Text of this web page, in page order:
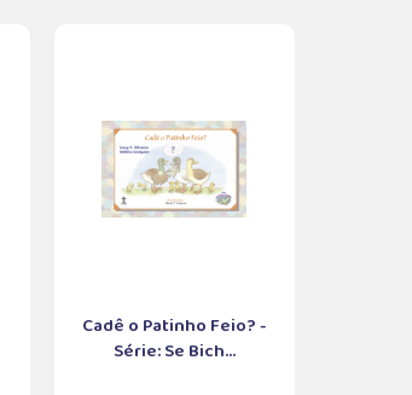
Cadê o Patinho Feio? -
Série: Se Bich...